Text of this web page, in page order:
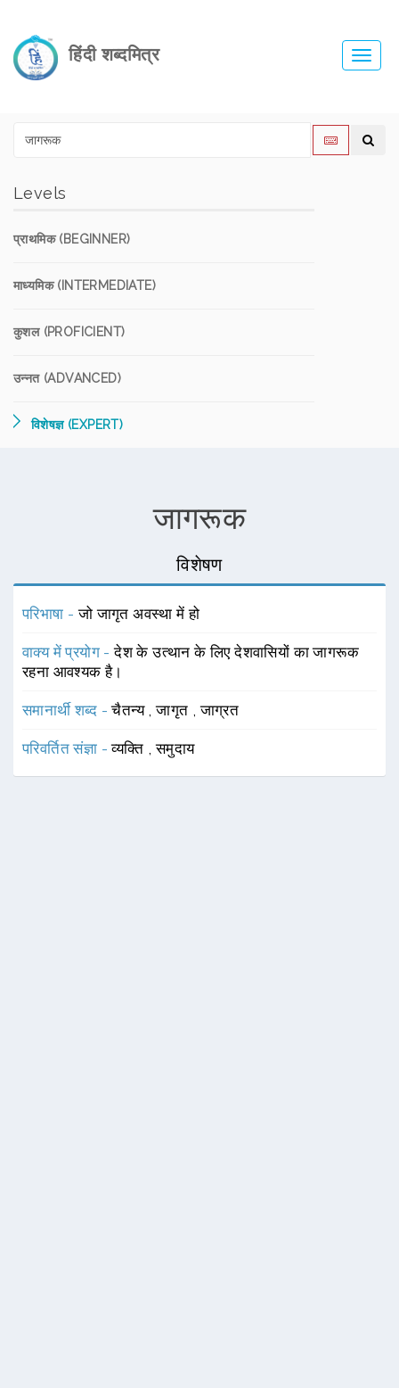
हिंदी शब्दमित्र
Levels
प्राथमिक (BEGINNER)
माध्यमिक (INTERMEDIATE)
कुशल (PROFICIENT)
उन्नत (ADVANCED)
विशेषज्ञ (EXPERT)
जागरूक
विशेषण
परिभाषा -जो जागृत अवस्था में हो
वाक्य में प्रयोग -देश के उत्थान के लिए देशवासियों का जागरूक
रहना आवश्यक है।
समानार्थी शब्द -चैतन्य ,जागृत ,जाग्रत
परिवर्तित संज्ञा -व्यक्ति ,समुदाय